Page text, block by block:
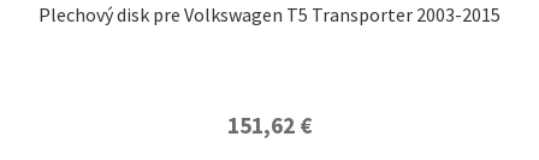
Plechový disk pre Volkswagen T5 Transporter 2003-2015
151,62 €